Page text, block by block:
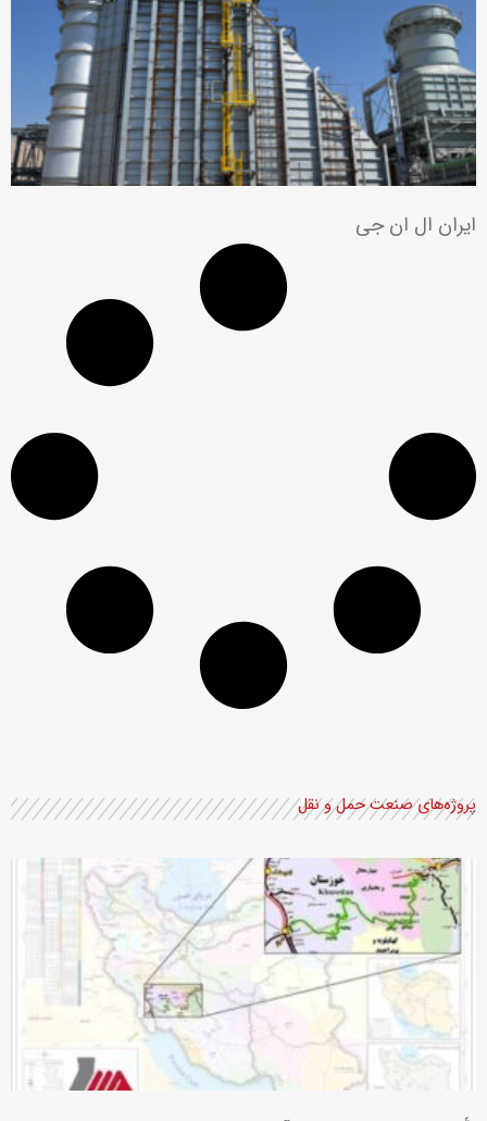
عملیات لرزه‌نگاری سه‌ بعدی میادین نفت و گاز
توسعۀ فاز ۱۴ میدان گازی پارس جنوبی
توسعۀ فاز ۱۳ میدان گازی پارس جنوبی